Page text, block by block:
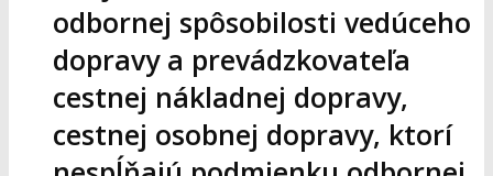
odbornej spôsobilosti vedúceho
dopravy a prevádzkovateľa
cestnej nákladnej dopravy,
cestnej osobnej dopravy, ktorí